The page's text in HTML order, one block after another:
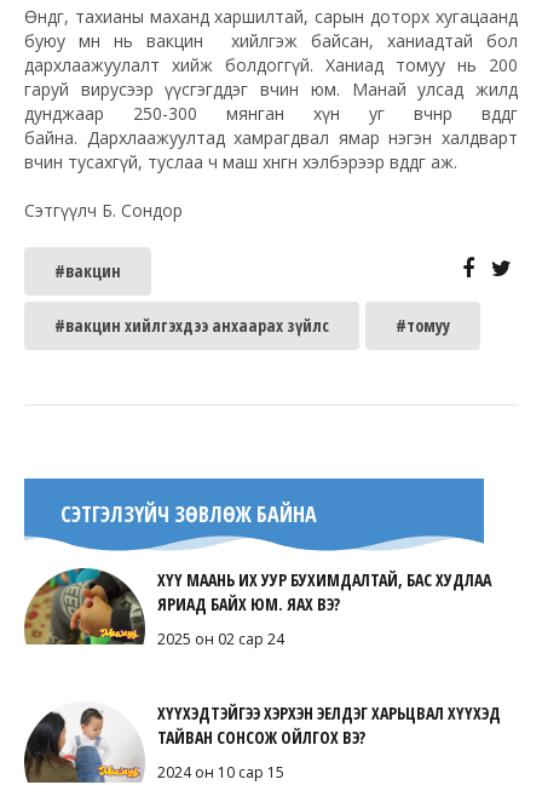
Өндөг, тахианы маханд харшилтай, сарын доторх хугацаанд
буюу өмнө нь вакцин хийлгэж байсан, ханиадтай бол
дархлаажуулалт хийж болдоггүй. Ханиад томуу нь 200
гаруй вирусээр үүсгэгддэг өвчин юм. Манай улсад жилд
дунджаар 250-300 мянган хүн уг өвчнөөр өвддөг
байна. Дархлаажуултад хамрагдвал ямар нэгэн халдварт
өвчин тусахгүй, туслаа ч маш хөнгөн хэлбэрээр өвддөг аж.
Сэтгүүлч Б. Сондор
#вакцин
#вакцин хийлгэхдээ анхаарах зүйлс #томуу
СЭТГЭЛЗҮЙЧ ЗӨВЛӨЖ БАЙНА
ХҮҮ МААНЬ ИХ УУР БУХИМДАЛТАЙ, БАС ХУДЛАА
ЯРИАД БАЙХ ЮМ. ЯАХ ВЭ?
2025 он 02 сар 24
ХҮҮХЭДТЭЙГЭЭ ХЭРХЭН ЭЕЛДЭГ ХАРЬЦВАЛ ХҮҮХЭД
ТАЙВАН СОНСОЖ ОЙЛГОХ ВЭ?
2024 он 10 сар 15